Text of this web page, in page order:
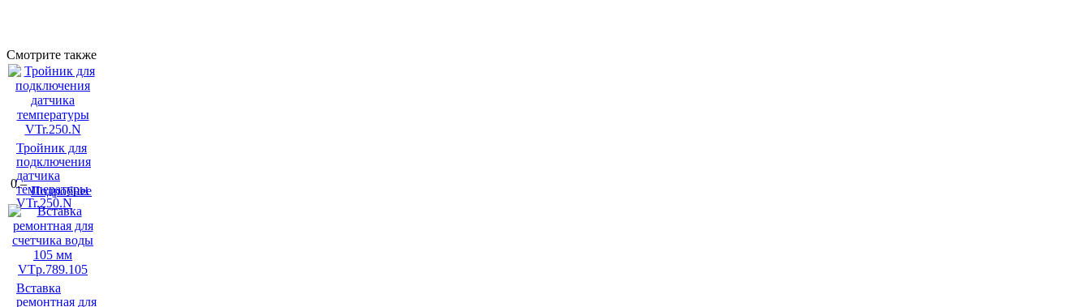
Смотрите также
Тройник для
подключения
датчика
температуры
VTr.250.N
0.–
Подробнее
Вставка
ремонтная для